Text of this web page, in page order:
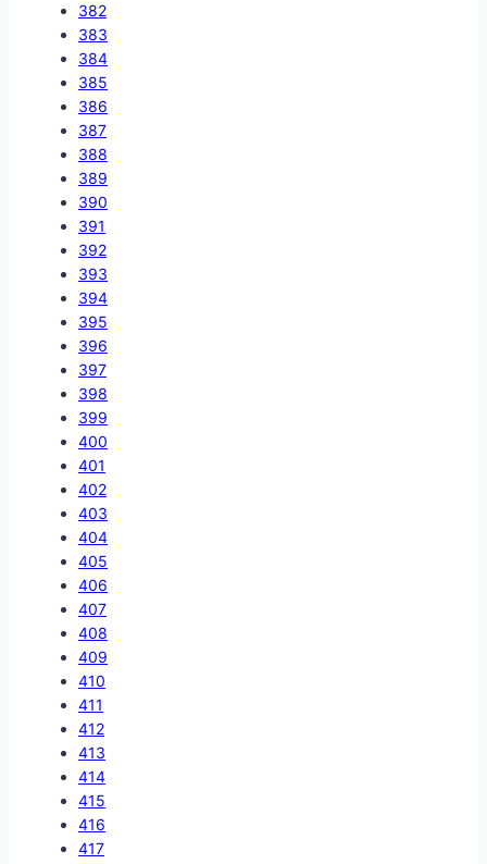
382
383
384
385
386
387
388
389
390
391
392
393
394
395
396
397
398
399
400
401
402
403
404
405
406
407
408
409
410
411
412
413
414
415
416
417